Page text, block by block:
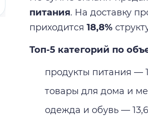
питания. На доставку
приходится 18,8%
Топ-5 категорий по
продукты питания —
товары для дома и
одежда и обувь —